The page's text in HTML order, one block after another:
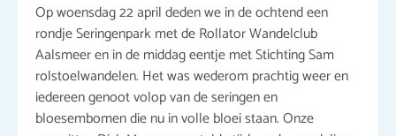
Op woensdag 22 april deden we in de ochtend een
rondje Seringenpark met de Rollator Wandelclub
Aalsmeer en in de middag eentje met Stichting Sam
rolstoelwandelen. Het was wederom prachtig weer en
iedereen genoot volop van de seringen en
bloesembomen die nu in volle bloei staan. Onze